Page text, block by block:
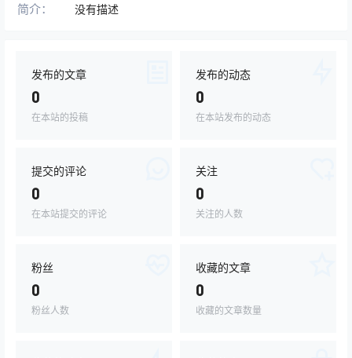
简介： 没有描述
发布的文章
0
在本站的投稿
发布的动态
0
在本站发布的动态
提交的评论
0
在本站提交的评论
关注
0
关注的人数
粉丝
0
粉丝人数
收藏的文章
0
收藏的文章数量